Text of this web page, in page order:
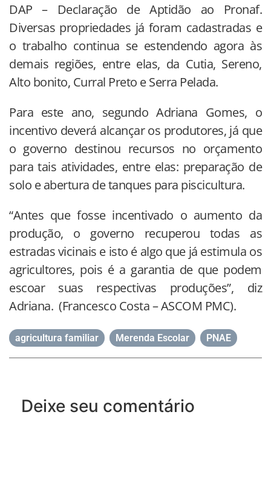
DAP – Declaração de Aptidão ao Pronaf.
Diversas propriedades já foram cadastradas e
o trabalho continua se estendendo agora às
demais regiões, entre elas, da Cutia, Sereno,
Alto bonito, Curral Preto e Serra Pelada.
Para este ano, segundo Adriana Gomes, o
incentivo deverá alcançar os produtores, já que
o governo destinou recursos no orçamento
para tais atividades, entre elas: preparação de
solo e abertura de tanques para piscicultura.
“Antes que fosse incentivado o aumento da
produção, o governo recuperou todas as
estradas vicinais e isto é algo que já estimula os
agricultores, pois é a garantia de que podem
escoar suas respectivas produções”, diz
Adriana. (Francesco Costa – ASCOM PMC).
agricultura familiar Merenda Escolar PNAE
Deixe seu comentário